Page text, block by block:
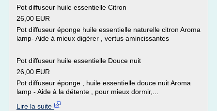
Pot diffuseur huile essentielle Citron
26,00 EUR
Pot diffuseur éponge huile essentielle naturelle citron Aroma
lamp- Aide à mieux digérer , vertus amincissantes
Pot diffuseur huile essentielle Douce nuit
26,00 EUR
Pot diffuseur éponge , huile essentielle douce nuit Aroma
lamp - Aide à la détente , pour mieux dormir,...
Lire la suite